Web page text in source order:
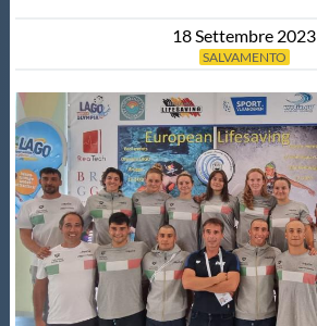
Fondo
Salvamento
Master
Formazione
18Settembre 2023
SALVAMENTO